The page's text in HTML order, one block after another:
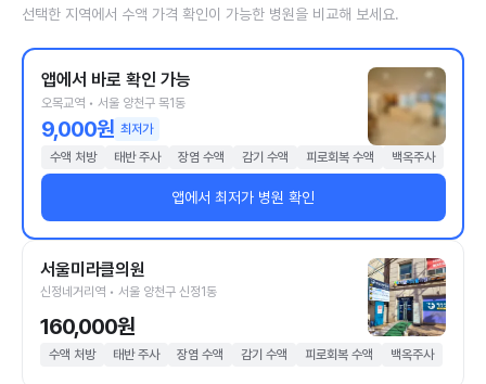
선택한 지역에서 수액 가격 확인이 가능한 병원을 비교해 보세요.
앱에서 바로 확인 가능
오목교역 • 서울 양천구 목1동
9,000원 최저가
수액 처방
태반 주사 장염 수액 감기 수액 피로회복 수액 백옥주사
앱에서 최저가 병원 확인
서울미라클의원
신정네거리역 • 서울 양천구 신정1동
160,000원
수액 처방 태반 주사 장염 수액 감기 수액 피로회복 수액 백옥주사